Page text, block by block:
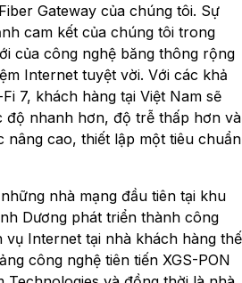
Gateway của chúng tôi. Sự
cam kết của chúng tôi trong
của công nghệ băng thông rộng
Internet tuyệt vời. Với các khả
7, khách hàng tại Việt Nam sẽ
độ nhanh hơn, độ trễ thấp hơn và
nâng cao, thiết lập một tiêu chuẩn
nhà mạng đầu tiên tại khu
Dương phát triển thành công
vụ Internet tại nhà khách hàng thế
công nghệ tiên tiến XGS-PON